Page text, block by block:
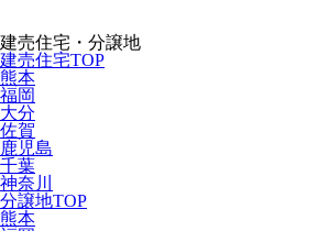
建売住宅・分譲地
建売住宅TOP
熊本
福岡
大分
佐賀
鹿児島
千葉
神奈川
分譲地TOP
熊本